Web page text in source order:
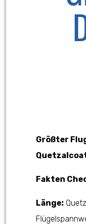
Größter
Fakten
Länge: